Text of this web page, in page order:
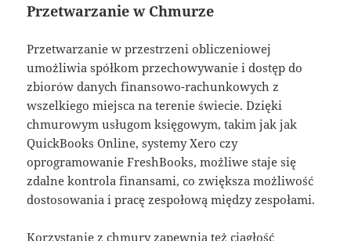
Przetwarzanie w Chmurze
Przetwarzanie w przestrzeni obliczeniowej
umożliwia spółkom przechowywanie i dostęp do
zbiorów danych finansowo-rachunkowych z
wszelkiego miejsca na terenie świecie. Dzięki
chmurowym usługom księgowym, takim jak jak
QuickBooks Online, systemy Xero czy
oprogramowanie FreshBooks, możliwe staje się
zdalne kontrola finansami, co zwiększa możliwość
dostosowania i pracę zespołową między zespołami.
Korzystanie z chmury zapewnia też ciągłość